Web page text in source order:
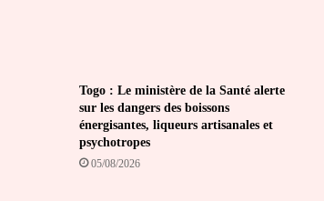
Togo : Le ministère de la Santé alerte
sur les dangers des boissons
énergisantes, liqueurs artisanales et
psychotropes
05/08/2026